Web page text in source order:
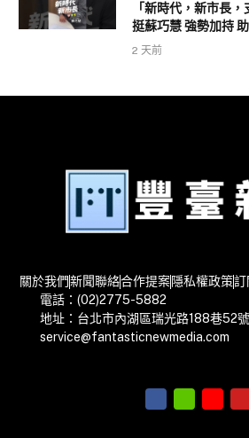
「新時代，新市長
挺蘇巧慧 強勢加持
2 天前
關於我們新聞聯絡合作提案隱私權政策訂
電話：(02)2775-5882
地址：台北市內湖區瑞光路188巷52
service@fantasticnewmedia.com